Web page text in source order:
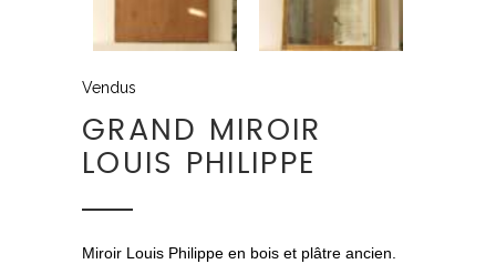
Vendus
GRAND MIROIR
LOUIS PHILIPPE
Miroir Louis Philippe en bois et plâtre ancien.